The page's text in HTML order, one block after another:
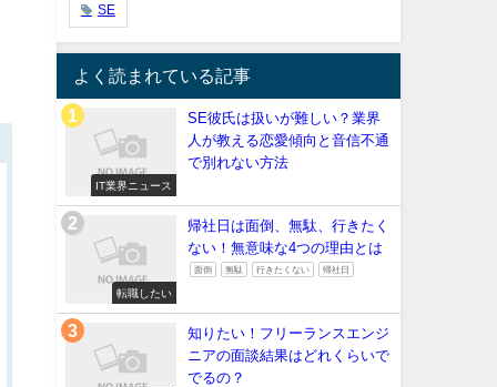
SE
よく読まれている記事
IT業界ニュース
SE彼氏は扱いが難しい？業界
人が教える恋愛傾向と音信不通
で別れない方法
転職したい
帰社日は面倒、無駄、行きたく
ない！無意味な4つの理由とは
面倒 無駄 行きたくない 帰社日
知りたい！フリーランスエンジ
ニアの面談結果はどれくらいで
でるの？